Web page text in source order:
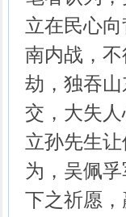
立在民心
南内战，
劫，独吞
交，大失
立孙先生
为，吴佩
下之祈愿